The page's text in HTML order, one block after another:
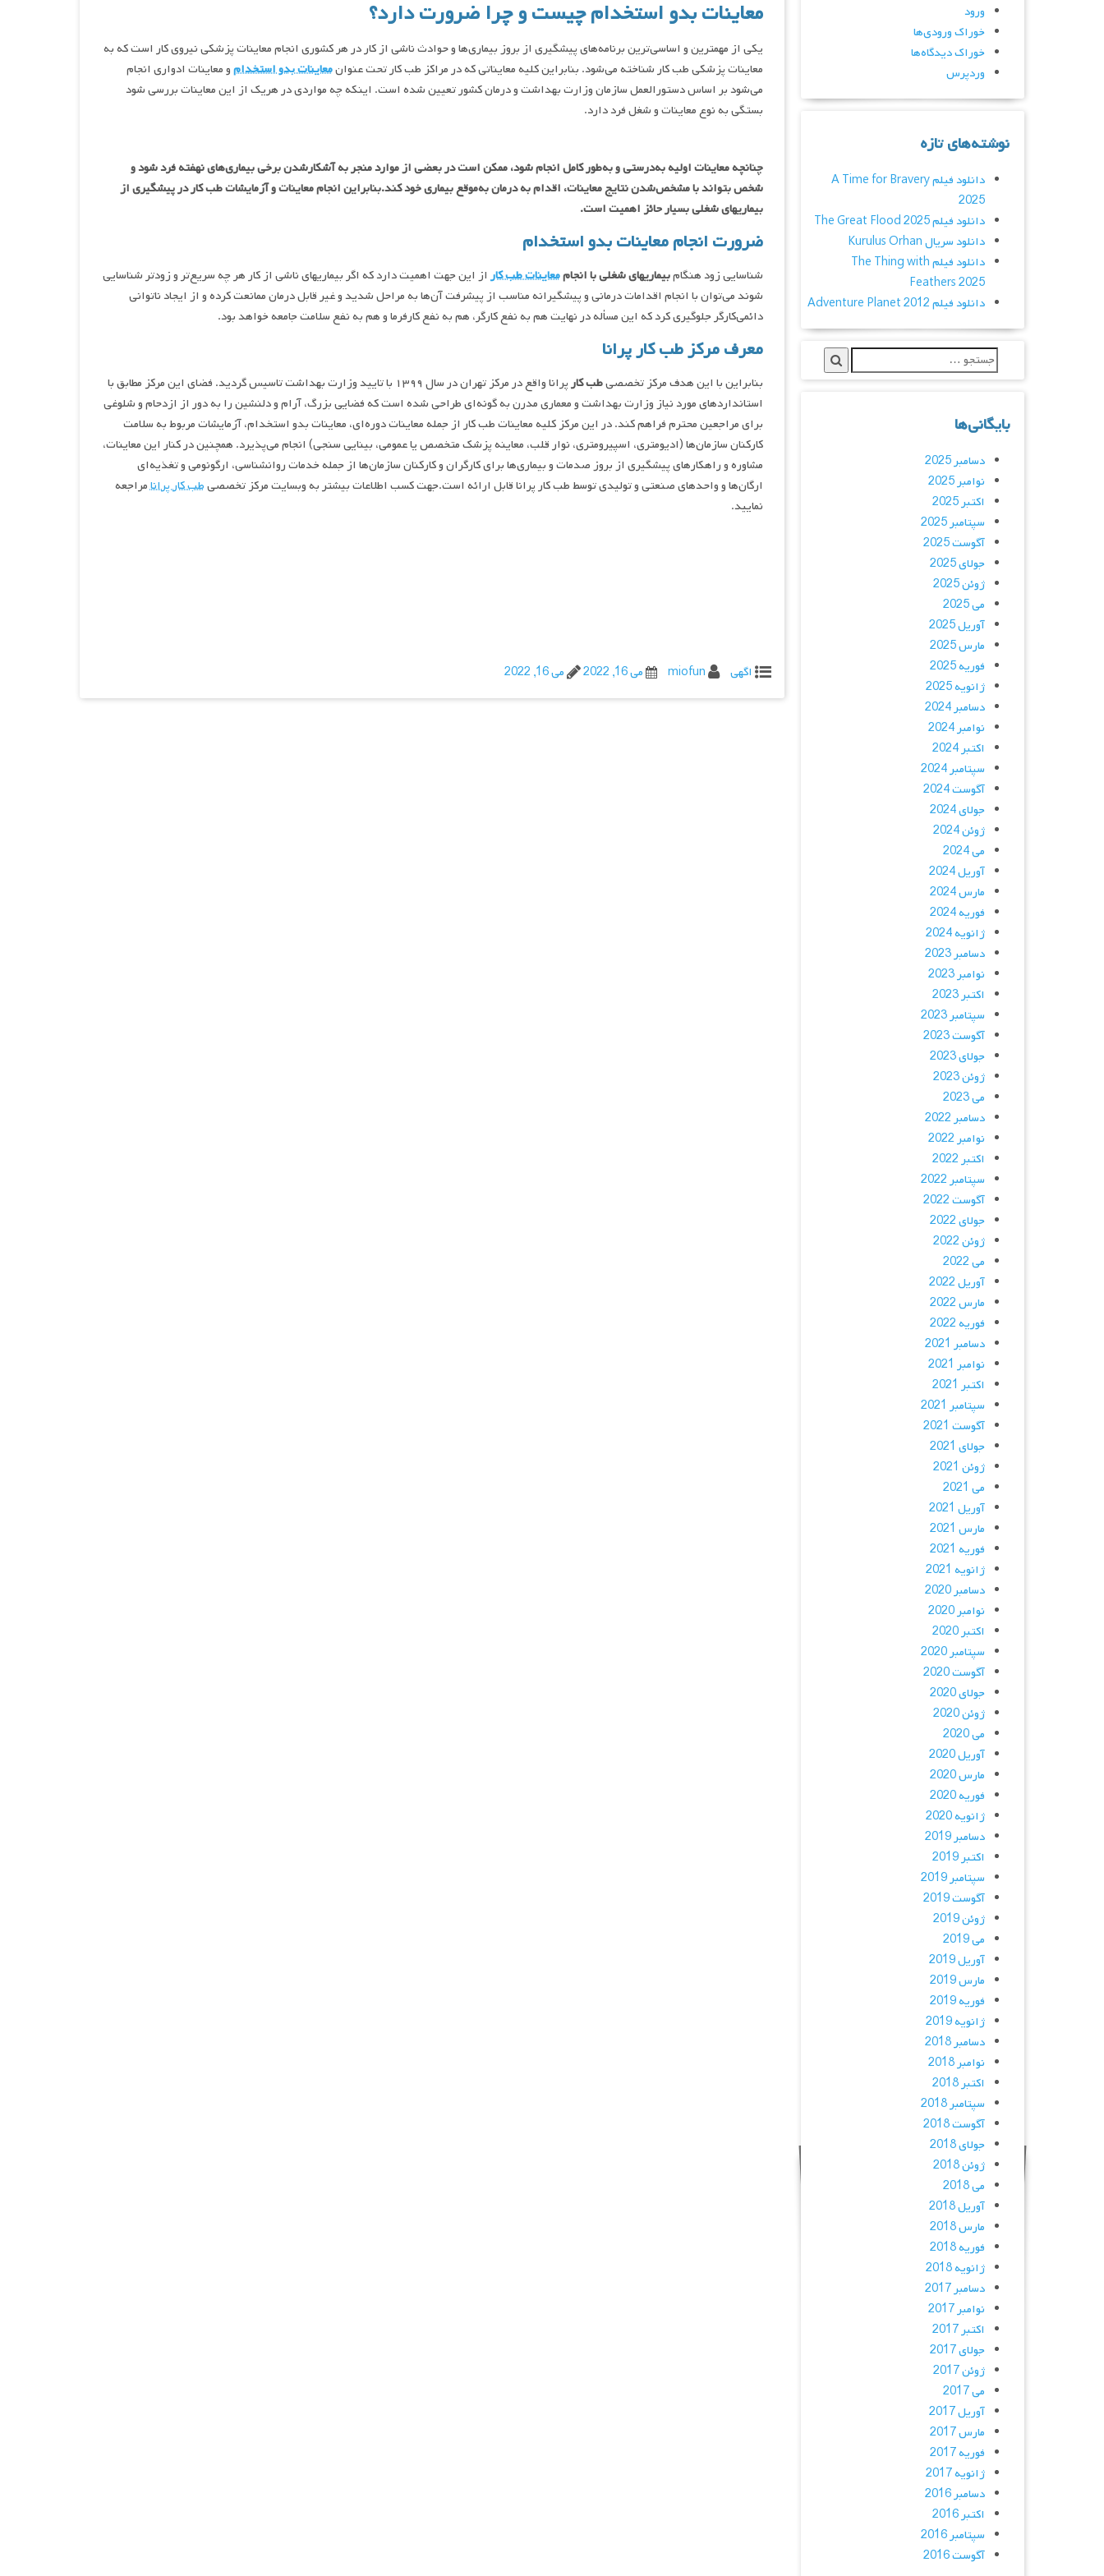
معاینات بدو استخدام چیست و چرا ضرورت دارد؟
یکی از مهمترین و اساسی‌ترین برنامه‌های پیشگیری از بروز بیماری‌ها و حوادث ناشی از کار در هر کشوری انجام معاینات پزشکی نیروی کار است که به
معاینات پزشکی طب کار شناخته می‌شود. بنابراین کلیه معایناتی که در مراکز طب کار تحت عنوانمعاینات بدو استخدامو معاینات ادواری انجام
می‌شود بر اساس دستورالعمل سازمان وزارت بهداشت و درمان کشور تعیین شده است. اینکه چه مواردی در هریک از این معاینات بررسی شود
بستگی به نوع معاینات و شغل فرد دارد.
چنانچه معاینات اولیه به‌درستی و به‌طور کامل انجام شود، ممکن است در بعضی از موارد منجر به آشکارشدن برخی بیماری‌های نهفته فرد شود و
شخص بتواند با مشخص‌شدن نتایج معاینات، اقدام به درمان به‌موقع بیماری خود کند.بنابراین انجام معاینات و آزمایشات طب کار در پیشگیری از
بیماریهای شغلی بسیار حائز اهمیت است.
ضرورت انجام معاینات بدو استخدام
شناسایی زود هنگامبیماریهای شغلی با انجاممعاینات طب کار از این جهت اهمیت دارد که اگر بیماریهای ناشی از کار هر چه سریع‌تر و زودتر شناسایی
شوند می‌توان با انجام اقدامات درمانی و پیشگیرانه مناسب از پیشرفت آن‌ها به مراحل شدید و غیر قابل درمان ممانعت کرده و از ایجاد ناتوانی
دائمی‌کارگر جلوگیری کرد که این مسأله در نهایت هم به نفع کارگر، هم به نفع کارفرما و هم به نفع سلامت جامعه خواهد بود.
معرف مرکز طب کار پرانا
بنابراین با این هدف مرکز تخصصیطب کار
پرانا واقع در مرکز تهران در سال ۱۳۹۹ با تایید وزارت بهداشت تاسیس گردید. فضای این مرکز مطابق با
استانداردهای مورد نیاز وزارت بهداشت و معماری مدرن به گونه‌ای طراحی شده است که فضایی بزرگ، آرام و دلنشین را به دور از ازدحام و شلوغی
برای مراجعین محترم فراهم کند. در این مرکز کلیه معاینات طب کار از جمله معاینات دوره‌ای، معاینات بدو استخدام، آزمایشات مربوط به سلامت
کارکنان سازمان‌ها (ادیومتری، اسپیرومتری، نوار قلب، معاینه پزشک متخصص یا عمومی، بینایی سنجی) انجام می‌پذیرد. همچنین در کنار این معاینات،
مشاوره و راهکارهای پیشگیری از بروز صدمات و بیماری‌ها برای کارگران و کارکنان سازمان‌ها از جمله خدمات روانشناسی، ارگونومی و تغذیه‌ای
ارگان‌ها و واحد‌های صنعتی و تولیدی توسط طب کار پرانا قابل ارائه است.جهت کسب اطلاعات بیشتر به وبسایت مرکز تخصصیطب کار پرانامراجعه
نمایید.
اگهی miofun می 16, 2022 می 16, 2022
ورود
خوراک ورودی‌ها
خوراک دیدگاه‌ها
وردپرس
نوشته‌های تازه
دانلود فیلم A Time for Bravery
2025
دانلود فیلم The Great Flood 2025
دانلود سریال Kurulus Orhan
دانلود فیلم The Thing with
Feathers 2025
دانلود فیلم Adventure Planet 2012
بایگانی‌ها
دسامبر 2025
نوامبر 2025
اکتبر 2025
سپتامبر 2025
آگوست 2025
جولای 2025
ژوئن 2025
می 2025
آوریل 2025
مارس 2025
فوریه 2025
ژانویه 2025
دسامبر 2024
نوامبر 2024
اکتبر 2024
سپتامبر 2024
آگوست 2024
جولای 2024
ژوئن 2024
می 2024
آوریل 2024
مارس 2024
فوریه 2024
ژانویه 2024
دسامبر 2023
نوامبر 2023
اکتبر 2023
سپتامبر 2023
آگوست 2023
جولای 2023
ژوئن 2023
می 2023
دسامبر 2022
نوامبر 2022
اکتبر 2022
سپتامبر 2022
آگوست 2022
جولای 2022
ژوئن 2022
می 2022
آوریل 2022
مارس 2022
فوریه 2022
دسامبر 2021
نوامبر 2021
اکتبر 2021
سپتامبر 2021
آگوست 2021
جولای 2021
ژوئن 2021
می 2021
آوریل 2021
مارس 2021
فوریه 2021
ژانویه 2021
دسامبر 2020
نوامبر 2020
اکتبر 2020
سپتامبر 2020
آگوست 2020
جولای 2020
ژوئن 2020
می 2020
آوریل 2020
مارس 2020
فوریه 2020
ژانویه 2020
دسامبر 2019
اکتبر 2019
سپتامبر 2019
آگوست 2019
ژوئن 2019
می 2019
آوریل 2019
مارس 2019
فوریه 2019
ژانویه 2019
دسامبر 2018
نوامبر 2018
اکتبر 2018
سپتامبر 2018
آگوست 2018
جولای 2018
ژوئن 2018
می 2018
آوریل 2018
مارس 2018
فوریه 2018
ژانویه 2018
دسامبر 2017
نوامبر 2017
اکتبر 2017
جولای 2017
ژوئن 2017
می 2017
آوریل 2017
مارس 2017
فوریه 2017
ژانویه 2017
دسامبر 2016
اکتبر 2016
سپتامبر 2016
آگوست 2016